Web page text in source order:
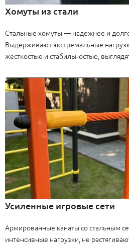
Хомуты из стали
Стальные хомуты — надежнее и
Выдерживают экстремальные
жесткостью и стабильностью,
Усиленные игровые сети
Армированные канаты со стальным
интенсивные нагрузки, не